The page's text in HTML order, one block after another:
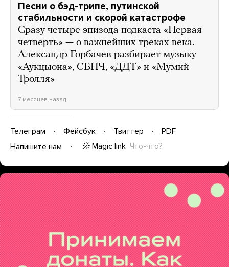
Песни о бэд-трипе, путинской
стабильности и скорой катастрофе
Сразу четыре эпизода подкаста «Первая
четверть» — о важнейших треках века.
Александр Горбачев разбирает музыку
«Аукцыона», СБПЧ, «ДДТ» и «Мумий
Тролля»
7 месяцев назад
Телеграм Фейсбук Твиттер
PDF
Напишите нам
Magic link Что-что?